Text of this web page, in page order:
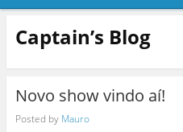
Captain’s Blog
Novo show vindo aí!
Posted by Mauro